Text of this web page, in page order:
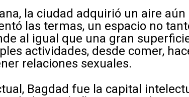
la ciudad adquirió un aire aún
las termas, un espacio no
al igual que una gran
actividades, desde comer,
relaciones sexuales.
Bagdad fue la capital